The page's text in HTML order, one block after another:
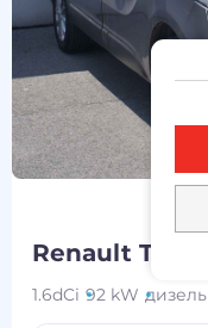
Renault Trafic
1.6dCi 92 kW дизель